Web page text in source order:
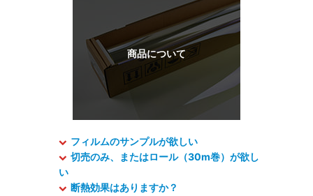
フィルムのサンプルが欲しい
切売のみ、またはロール（30m巻）が欲し
い
断熱効果はありますか？